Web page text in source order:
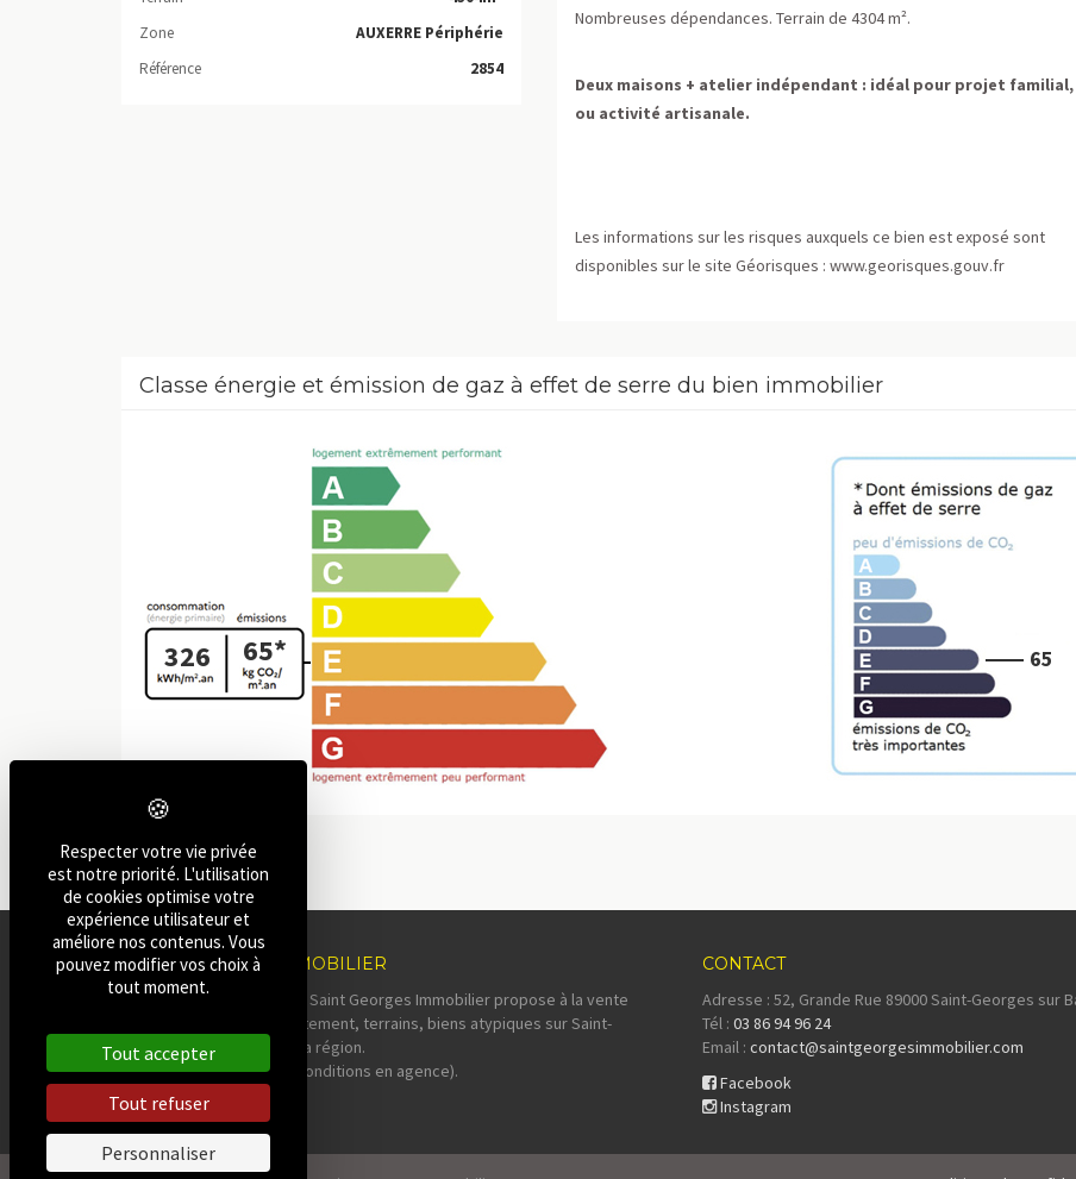
Zone
AUXERRE Périphérie
Référence
2854
Nombreuses dépendances. Terrain de 4304 m².
Deux maisons + atelier indépendant : idéal pour projet
ou activité artisanale.
Les informations sur les risques auxquels ce bien est exposé sont
disponibles sur le site Géorisques : www.georisques.gouv.fr
Classe énergie et émission de gaz à effet de serre du bien immobilier
326 65* 65
SAINT-GEORGES IMMOBILIER
Votre agence immobilière Saint Georges Immobilier propose à la vente
maisons, pavillons, appartement, terrains, biens atypiques sur Saint-
Georges-sur-Baulche et sa région.
Estimation offerte* (voir conditions en agence).
CONTACT
Adresse : 52, Grande Rue 89000 Saint-Georges sur
Tél : 03 86 94 96 24
Email : contact@saintgeorgesimmobilier.com
Facebook
Instagram
Respecter votre vie privée
est notre priorité. L'utilisation
de cookies optimise votre
expérience utilisateur et
améliore nos contenus. Vous
pouvez modifier vos choix à
tout moment.
Tout accepter
Tout refuser
Personnaliser